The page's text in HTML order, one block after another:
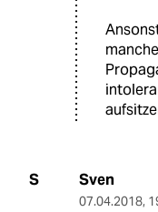
S Sven
07.04.2018,